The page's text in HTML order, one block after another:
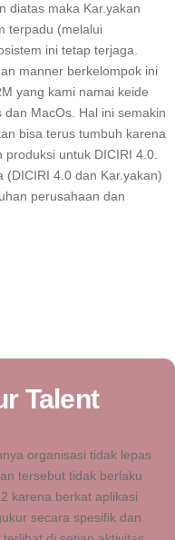
diatas maka Kar.yakan
terpadu (melalui
ini tetap terjaga.
manner berkelompok ini
yang kami namai keide
MacOs. Hal ini semakin
bisa terus tumbuh karena
untuk DICIRI 4.0.
(DICIRI 4.0 dan Kar.yakan)
perusahaan dan
Talent
organisasi tidak lepas
tersebut tidak berlaku
karena berkat aplikasi
secara spesifik dan